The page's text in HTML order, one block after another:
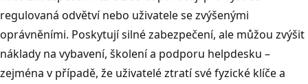
regulovaná odvětví nebo uživatele se zvýšenými
oprávněními. Poskytují silné zabezpečení, ale můžou zvýšit
náklady na vybavení, školení a podporu helpdesku –
zejména v případě, že uživatelé ztratí své fyzické klíče a